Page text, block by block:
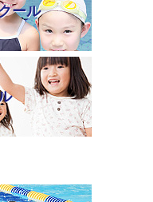
ール